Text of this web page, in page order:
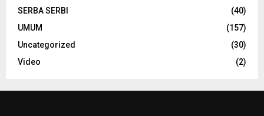
SERBA SERBI
(40)
UMUM
(157)
Uncategorized
(30)
Video
(2)